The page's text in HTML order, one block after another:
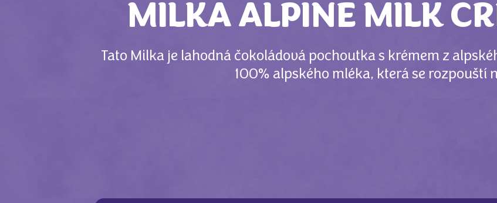
MILKA ALPINE MILK
Tato Milka je lahodná čokoládová pochoutka s krémem z
100% alpského mléka, která se rozpouští